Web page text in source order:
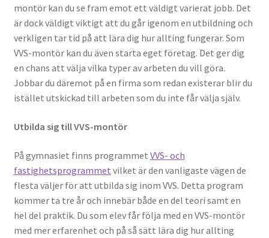
montör kan du se fram emot ett väldigt varierat jobb. Det
är dock väldigt viktigt att du går igenom en utbildning och
verkligen tar tid på att lära dig hur allting fungerar. Som
VVS-montör kan du även starta eget företag. Det ger dig
en chans att välja vilka typer av arbeten du vill göra.
Jobbar du däremot på en firma som redan existerar blir du
istället utskickad till arbeten som du inte får välja själv.
Utbilda sig till VVS-montör
På gymnasiet finns programmet VVS- och
fastighetsprogrammet vilket är den vanligaste vägen de
flesta väljer för att utbilda sig inom VVS. Detta program
kommer ta tre år och innebär både en del teori samt en
hel del praktik. Du som elev får följa med en VVS-montör
med mer erfarenhet och på så sätt lära dig hur allting